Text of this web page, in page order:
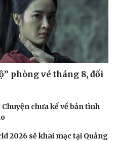
phòng vé tháng 8, đối
chưa kể về bản tình
2026 sẽ khai mạc tại Quảng